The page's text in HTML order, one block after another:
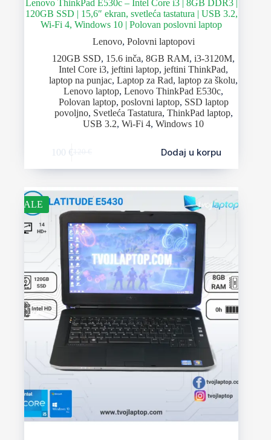
Lenovo ThinkPad E530c – Intel Core i3 | 8GB DDR3 |
120GB SSD | 15,6″ ekran, svetleća tastatura | USB 3.2,
Wi-Fi 4, Windows 10 | Polovan poslovni laptop
Lenovo, Polovni laptopovi
120GB SSD, 15.6 inča,8GB RAM,i3-3120M,
Intel Core i3,jeftini laptop,jeftini ThinkPad,
laptop na punjac,Laptop za Rad,laptop za školu,
Lenovo laptop,Lenovo ThinkPad E530c,
Polovan laptop, poslovni laptop, SSD laptop
povoljno, Svetleća Tastatura, ThinkPad laptop,
USB 3.2,Wi-Fi 4,Windows 10
100 € Dodaj u korpu
SALE